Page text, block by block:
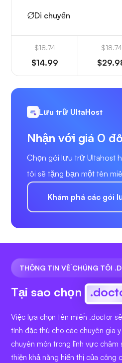
Di chuyển
$18.74
$14.99
$18.74
Lưu trữ UltaHost
Nhận với giá 0
Chọn gói lưu trữ Ultahost
tôi sẽ tặng bạn một tên
Khám phá các gói
THÔNG TIN VỀ CHÚNG TÔI
Tại sao chọn
Việc lựa chọn tên miền .doctor
tính đặc thù cho các chuyên gia
chuyên môn trong lĩnh vực chăm
thiện khả năng hiển thị của công